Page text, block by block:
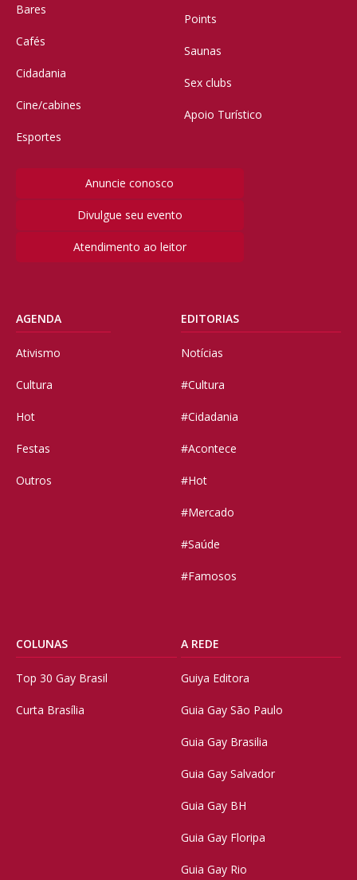
Bares
Cafés
Cidadania
Cine/cabines
Esportes
Points
Saunas
Sex clubs
Apoio Turístico
Anuncie conosco
Divulgue seu evento
Atendimento ao leitor
AGENDA
Ativismo
Cultura
Hot
Festas
Outros
EDITORIAS
Notícias
#Cultura
#Cidadania
#Acontece
#Hot
#Mercado
#Saúde
#Famosos
COLUNAS
Top 30 Gay Brasil
Curta Brasília
A REDE
Guiya Editora
Guia Gay São Paulo
Guia Gay Brasilia
Guia Gay Salvador
Guia Gay BH
Guia Gay Floripa
Guia Gay Rio